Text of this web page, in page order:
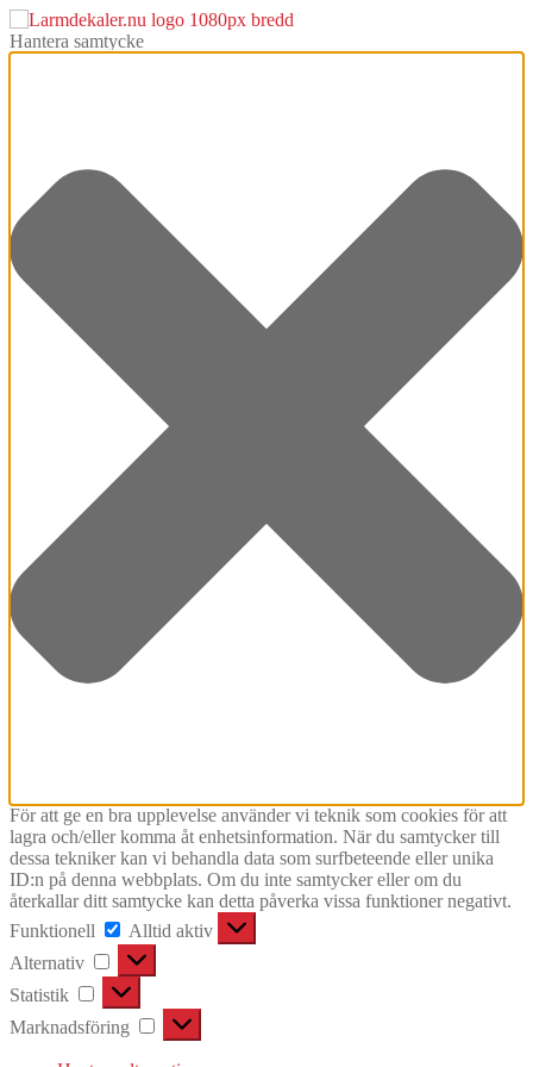
Hantera samtycke
För att ge en bra upplevelse använder vi teknik som cookies för att
lagra och/eller komma åt enhetsinformation. När du samtycker till
dessa tekniker kan vi behandla data som surfbeteende eller unika
ID:n på denna webbplats. Om du inte samtycker eller om du
återkallar ditt samtycke kan detta påverka vissa funktioner negativt.
Funktionell
Funktionell
Alltid aktiv
Alternativ
Alternativ
Statistik Statistik
Marknadsföring Marknadsföring